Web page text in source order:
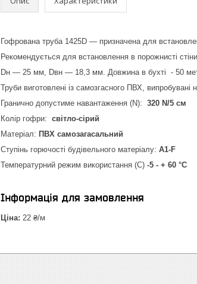
Гофрована труба 1425D — призначена для
Рекомендується для встановлення в порожнисті
Dн — 25 мм, Dвн — 18,3 мм. Довжина в бухті - 50
Труби виготовлені із самозгасного ПВХ, випробувані
Гранично допустиме навантаження (N): 320 N/5 см
Колір гофри: світло-сірий
Матеріал: ПВХ самозагасальний
Ступінь горючості будівельного матеріалу: A1-F
Температурний режим використання (С) -5 - + 60 °C
Інформація для замовлення
Ціна: 22 ₴/м